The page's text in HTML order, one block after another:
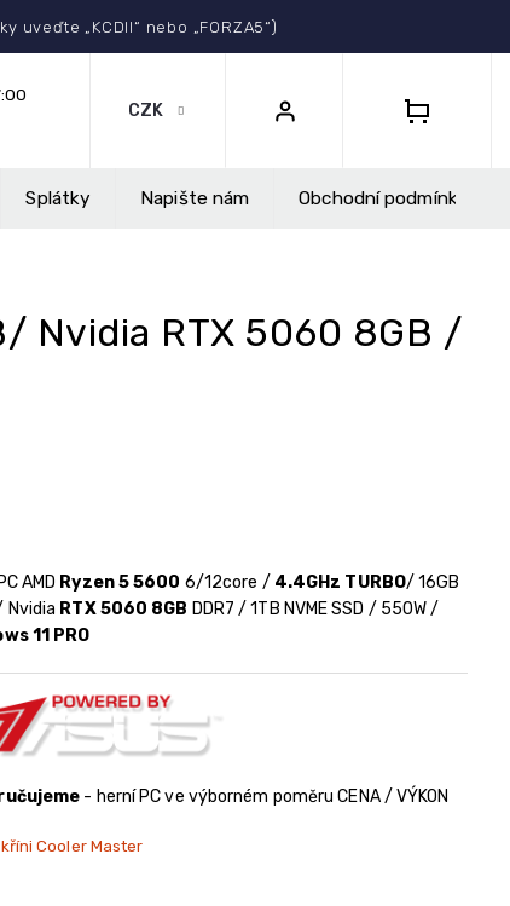
„KCDII“ nebo „FORZA5“)
CZK
NÁKUPNÍ
Splátky Napište nám Obchodní podmínky
Nvidia RTX 5060 8GB /
AMD Ryzen 5 5600 6/12core / 4.4GHz TURBO/ 16GB
Nvidia RTX 5060 8GB DDR7 / 1TB NVME SSD / 550W /
11 PRO
- herní PC ve výborném poměru CENA / VÝKON
Cooler Master
Select Language ▼